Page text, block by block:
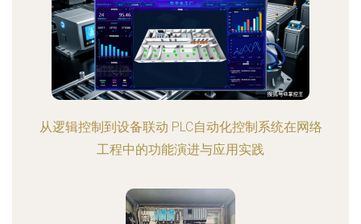
从逻辑控制到设备联动 PLC自动化控制系统在网络
工程中的功能演进与应用实践